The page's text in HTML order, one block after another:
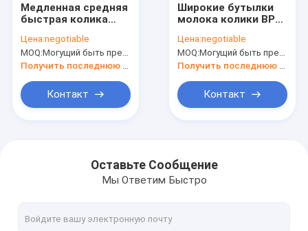
Путешествие фабрики
Медленная средняя
быстрая колика
младенца PPSU
крышки сальто
подачи свободная
Цена:negotiable
MOQ:Могущий быть предметом переговоров
Получить последнюю цену
Контакт
Широкие бутылки
молока колики BPA
180ml крышки
сальто шеи анти-
свободные
Цена:negotiable
MOQ:Могущий быть предметом переговоров
Получить последнюю цену
Контакт
Оставьте Сообщение
Мы Ответим Быстро